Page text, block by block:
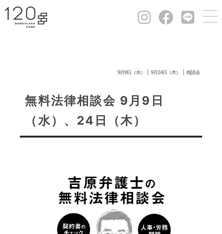
9月9日（水） 9月24日（木） 相談会
無料法律相談会 9月9日
（水）、24日（木）